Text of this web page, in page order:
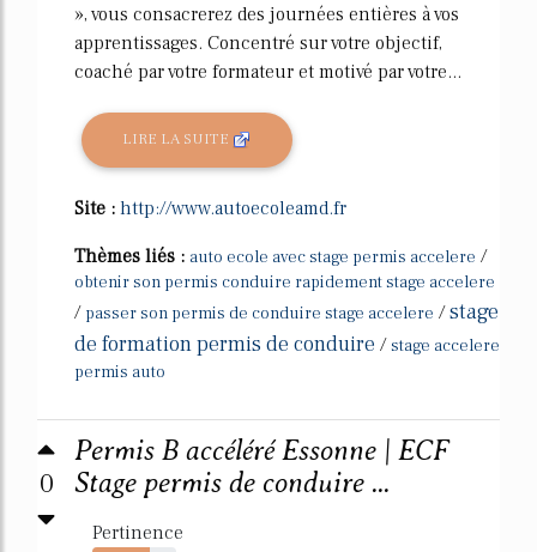
», vous consacrerez des journées entières à vos
apprentissages. Concentré sur votre objectif,
coaché par votre formateur et motivé par votre...
LIRE LA SUITE
Site : http://www.autoecoleamd.fr
Thèmes liés : auto ecole avec stage permis accelere /
obtenir son permis conduire rapidement stage accelere
/ passer son permis de conduire stage accelere /stage
de formation permis de conduire /stage accelere
permis auto
0
Permis B accéléré Essonne | ECF
Stage permis de conduire ...
Pertinence